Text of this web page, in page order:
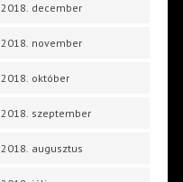
2018. december
2018. november
2018. október
2018. szeptember
2018. augusztus